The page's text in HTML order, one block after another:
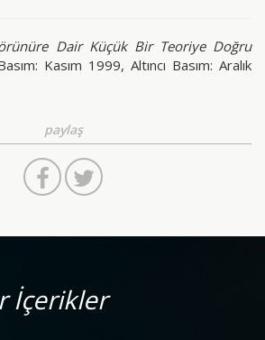
Dair Küçük Bir Teoriye Doğru
Kasım 1999, Altıncı Basım: Aralık
paylaş
İçerikler